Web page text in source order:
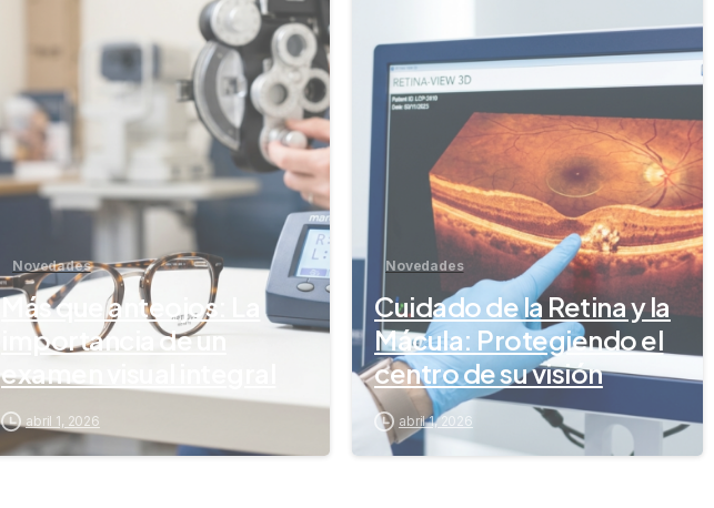
-
Novedades
Más que anteojos: La
importancia de un
examen visual integral
abril 1, 2026
-
Novedades
Cuidado de la Retina y la
Mácula: Protegiendo el
centro de su visión
abril 1, 2026